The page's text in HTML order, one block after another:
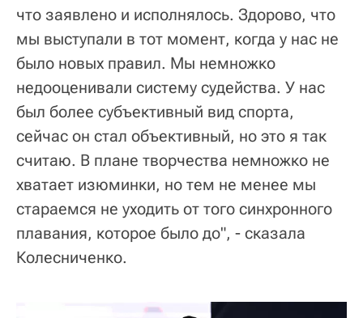
что заявлено и исполнялось. Здорово, что
мы выступали в тот момент, когда у нас не
было новых правил. Мы немножко
недооценивали систему судейства. У нас
был более субъективный вид спорта,
сейчас он стал объективный, но это я так
считаю. В плане творчества немножко не
хватает изюминки, но тем не менее мы
стараемся не уходить от того синхронного
плавания, которое было до", - сказала
Колесниченко.